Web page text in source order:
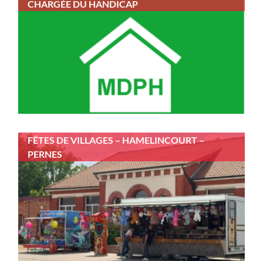
CHARGÉE DU HANDICAP
FÊTES DE VILLAGES – HAMELINCOURT –
PERNES